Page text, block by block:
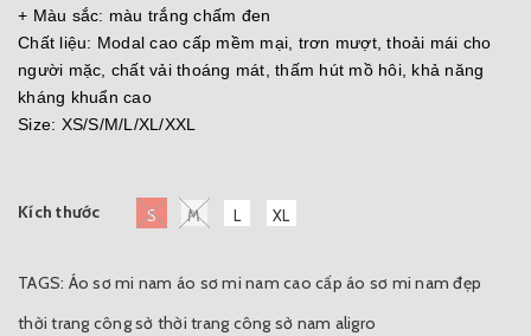
+ Màu sắc: màu trắng chấm đen
Chất liệu: Modal cao cấp mềm mại, trơn mượt, thoải mái cho
người mặc, chất vải thoáng mát, thấm hút mồ hôi, khả năng
kháng khuẩn cao
Size: XS/S/M/L/XL/XXL
Kích thước S M L XL
TAGS: Áo sơ mi nam áo sơ mi nam cao cấp áo sơ mi nam đẹp
thời trang công sở thời trang công sở nam aligro